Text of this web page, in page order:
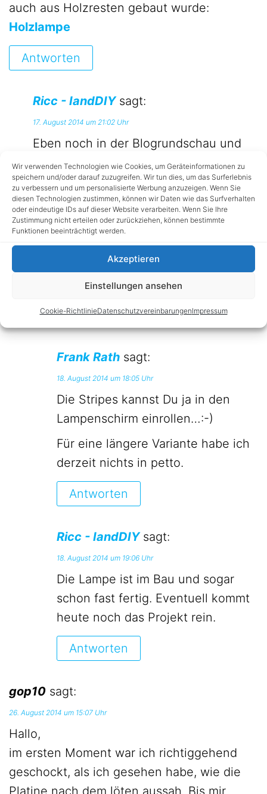
Wir verwenden Technologien wie Cookies, um Geräteinformationen zu
speichern und/oder darauf zuzugreifen. Wir tun dies, um das Surferlebnis
zu verbessern und um personalisierte Werbung anzuzeigen. Wenn Sie
diesen Technologien zustimmen, können wir Daten wie das Surfverhalten
oder eindeutige IDs auf dieser Website verarbeiten. Wenn Sie Ihre
Zustimmung nicht erteilen oder zurückziehen, können bestimmte
Funktionen beeinträchtigt werden.
Akzeptieren
Einstellungen ansehen
Cookie-RichtlinieDatenschutzvereinbarungenImpressum
auch aus Holzresten gebaut wurde:
Holzlampe
Antworten
Ricc - IandDIY sagt:
17. August 2014 um 21:02 Uhr
Eben noch in der Blogrundschau und
schon hier in meinem Beitrag. 🙂
Die Lampe werde ich auch irgendwann
noch bauen. Gehört ja irgendwie zu
jedem Holzwerker. In dem Fall eignet
sie sich aber nicht, da ich ja LED-
Stripes gekauft habe. Müsste also eher
etwas längliches werden.
Antworten
Frank Rath sagt:
18. August 2014 um 18:05 Uhr
Die Stripes kannst Du ja in den
Lampenschirm einrollen…:-)
Für eine längere Variante habe ich
derzeit nichts in petto.
Antworten
Ricc - IandDIY sagt:
18. August 2014 um 19:06 Uhr
Die Lampe ist im Bau und sogar
schon fast fertig. Eventuell kommt
heute noch das Projekt rein.
Antworten
gop10 sagt:
26. August 2014 um 15:07 Uhr
Hallo,
im ersten Moment war ich richtiggehend
geschockt, als ich gesehen habe, wie die
Platine nach dem löten aussah. Bis mir